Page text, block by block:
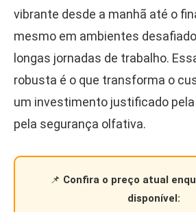
vibrante desde a manhã até o
mesmo em ambientes
longas jornadas de trabalho.
robusta é o que transforma o
um investimento justificado pela
pela segurança olfativa.
📌 Confira o preço atual
disponível: